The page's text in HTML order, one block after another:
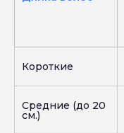
Короткие
Средние (до 20
см.)